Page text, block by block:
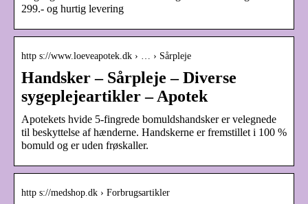
299.- og hurtig levering
http s://www.loeveapotek.dk › … › Sårpleje
Handsker – Sårpleje – Diverse
sygeplejeartikler – Apotek
Apotekets hvide 5-fingrede bomuldshandsker er velegnede
til beskyttelse af hænderne. Handskerne er fremstillet i 100 %
bomuld og er uden frøskaller.
http s://medshop.dk › Forbrugsartikler